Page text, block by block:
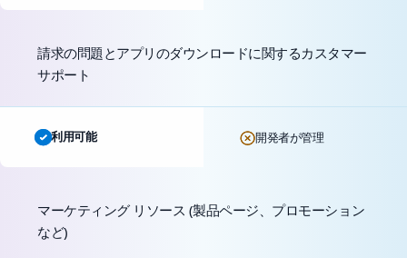
請求の問題とアプリのダウンロードに関するカスタマー
サポート
利用可能 開発者が管理
マーケティング リソース (製品ページ、プロモーション
など)